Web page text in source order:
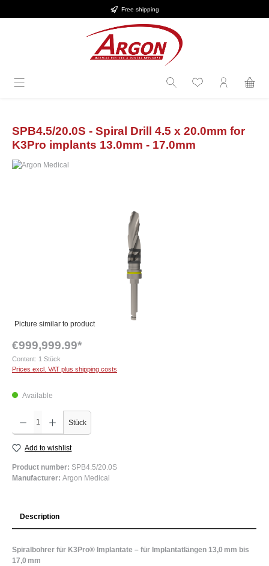
Free shipping
SPB4.5/20.0S - Spiral Drill 4.5 x 20.0mm for
K3Pro implants 13.0mm - 17.0mm
Picture similar to product
€999,999.99*
Content: 1 Stück
Prices excl. VAT plus shipping costs
Available
Product Quantity: Enter the desired amount or use the buttons to increase or decrease the
Stück
Add to wishlist
Product number: SPB4.5/20.0S
Manufacturer: Argon Medical
Description
Spiralbohrer für K3Pro® Implantate – für Implantatlängen 13,0 mm bis
17,0 mm